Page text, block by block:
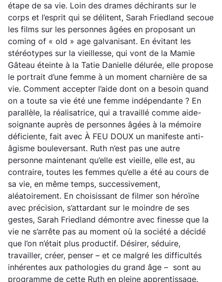
étape de sa vie. Loin des drames déchirants sur le
corps et l’esprit qui se délitent, Sarah Friedland secoue
les films sur les personnes âgées en proposant un
coming of « old » age galvanisant. En évitant les
stéréotypes sur la vieillesse, qui vont de la Mamie
Gâteau éteinte à la Tatie Danielle délurée, elle propose
le portrait d’une femme à un moment charnière de sa
vie. Comment accepter l’aide dont on a besoin quand
on a toute sa vie été une femme indépendante ? En
parallèle, la réalisatrice, qui a travaillé comme aide-
soignante auprès de personnes âgées à la mémoire
déficiente, fait avec À FEU DOUX un manifeste anti-
âgisme bouleversant. Ruth n’est pas une autre
personne maintenant qu’elle est vieille, elle est, au
contraire, toutes les femmes qu’elle a été au cours de
sa vie, en même temps, successivement,
aléatoirement. En choisissant de filmer son héroïne
avec précision, s’attardant sur le moindre de ses
gestes, Sarah Friedland démontre avec finesse que la
vie ne s’arrête pas au moment où la société a décidé
que l’on n’était plus productif. Désirer, séduire,
travailler, créer, penser – et ce malgré les difficultés
inhérentes aux pathologies du grand âge – sont au
programme de cette Ruth en pleine apprentissage.